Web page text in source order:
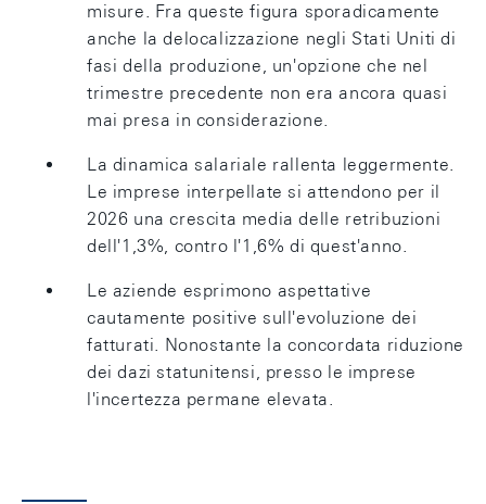
misure. Fra queste figura sporadicamente
anche la delocalizzazione negli Stati Uniti di
fasi della produzione, un'opzione che nel
trimestre precedente non era ancora quasi
mai presa in considerazione.
La dinamica salariale rallenta leggermente.
Le imprese interpellate si attendono per il
2026 una crescita media delle retribuzioni
dell'1,3%, contro l'1,6% di quest'anno.
Le aziende esprimono aspettative
cautamente positive sull'evoluzione dei
fatturati. Nonostante la concordata riduzione
dei dazi statunitensi, presso le imprese
l'incertezza permane elevata.